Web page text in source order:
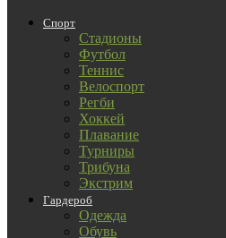
Спорт
Стадионы
Футбол
Теннис
Велоспорт
Регби
Хоккей
Плавание
Турниры
Трибуна
Экстрим
Гардероб
Одежда
Обувь